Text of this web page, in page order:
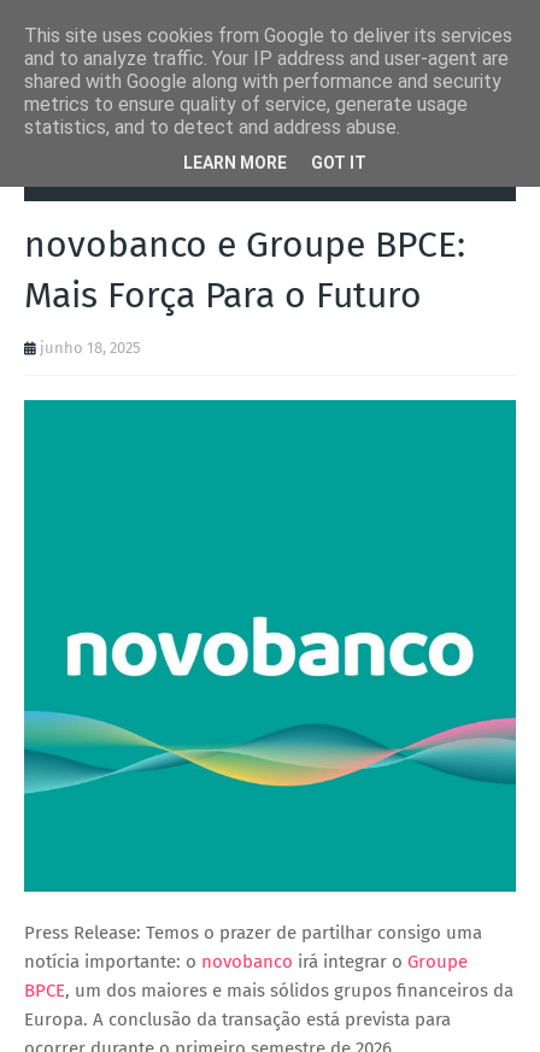
Notícias
novobanco e Groupe BPCE: Mais Força Para
novobanco e Groupe BPCE:
Mais Força Para o Futuro
junho 18, 2025
Press Release: Temos o prazer de partilhar consigo uma
notícia importante: o novobanco irá integrar o Groupe
BPCE, um dos maiores e mais sólidos grupos financeiros da
Europa. A conclusão da transação está prevista para
This site uses cookies from Google to deliver its services
and to analyze traffic. Your IP address and user-agent are
shared with Google along with performance and security
metrics to ensure quality of service, generate usage
statistics, and to detect and address abuse.
LEARN MORE GOT IT